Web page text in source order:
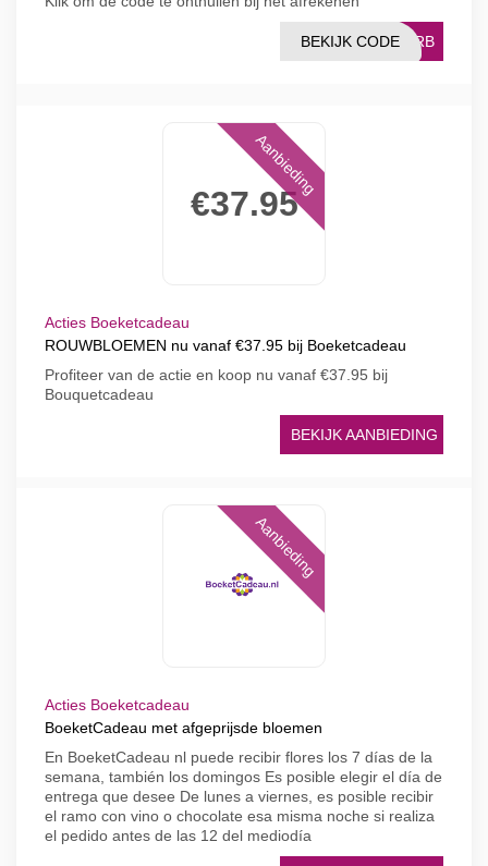
10RB
BEKIJK CODE
€37.95
Aanbieding
Acties Boeketcadeau
ROUWBLOEMEN nu vanaf €37.95 bij Boeketcadeau
Profiteer van de actie en koop nu vanaf €37.95 bij
Bouquetcadeau
BEKIJK AANBIEDING
Aanbieding
Acties Boeketcadeau
BoeketCadeau met afgeprijsde bloemen
En BoeketCadeau nl puede recibir flores los 7 días de la
semana, también los domingos Es posible elegir el día de
entrega que desee De lunes a viernes, es posible recibir
el ramo con vino o chocolate esa misma noche si realiza
el pedido antes de las 12 del mediodía